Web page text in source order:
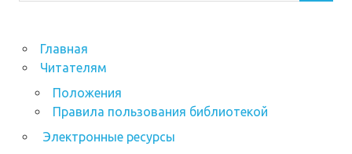
Главная
Читателям
Положения
Правила пользования библиотекой
Электронные ресурсы